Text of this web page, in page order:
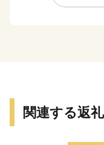
らしい雄大で豊か
関連する返